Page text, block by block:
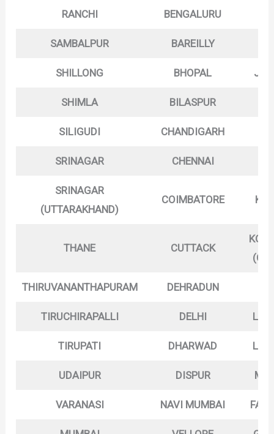
RANCHI BENGALURU
SAMBALPUR BAREILLY
SHILLONG BHOPAL
SHIMLA BILASPUR
SILIGUDI CHANDIGARH
SRINAGAR CHENNAI
SRINAGAR
(UTTARAKHAND)
COIMBATORE
THANE CUTTACK
THIRUVANANTHAPURAM DEHRADUN
TIRUCHIRAPALLI DELHI
TIRUPATI DHARWAD
UDAIPUR DISPUR
VARANASI NAVI MUMBAI